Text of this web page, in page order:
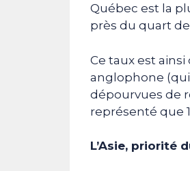
Québec est la
près du quart
Ce taux est
anglophone
dépourvues de
représenté que
L’Asie, priorité